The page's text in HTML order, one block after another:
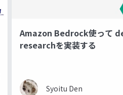
loop
Amazon Bedrock使って
researchを実装する
Syoitu Den